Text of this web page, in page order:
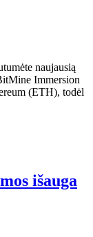
naujausią
Immersion
(ETH), todėl
išauga